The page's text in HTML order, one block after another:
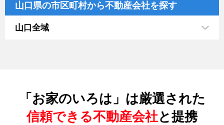
山口県の市区町村から不動産会社を探す
山口全域
「お家のいろは」は厳選された
信頼できる不動産会社と提携